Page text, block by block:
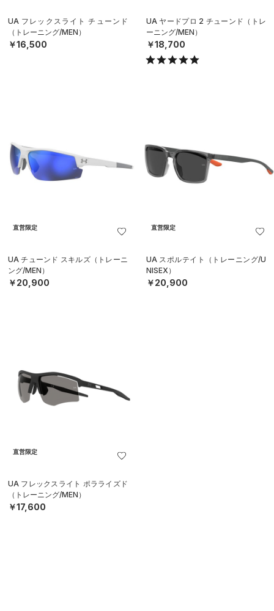
UA フレックスライト チューンド
（トレーニング/MEN）
￥16,500
UA ヤードプロ 2 チューンド（トレ
ーニング/MEN）
￥18,700
直営限定
UA チューンド スキルズ（トレーニ
ング/MEN）
￥20,900
直営限定
UA スポルテイト（トレーニング/U
NISEX）
￥20,900
直営限定
UA フレックスライト ポラライズド
（トレーニング/MEN）
￥17,600